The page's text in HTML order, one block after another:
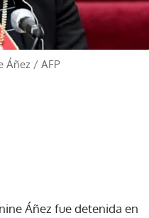
Áñez / AFP
Áñez fue detenida en